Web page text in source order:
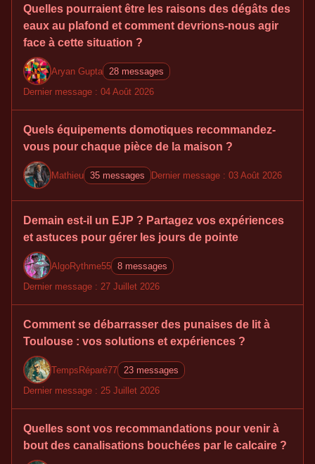
Quelles pourraient être les raisons des dégâts des
eaux au plafond et comment devrions-nous agir
face à cette situation ?
Aryan Gupta
28 messages
Dernier message : 04 Août 2026
Quels équipements domotiques recommandez-
vous pour chaque pièce de la maison ?
Mathieu 35 messages Dernier message : 03 Août 2026
Demain est-il un EJP ? Partagez vos expériences
et astuces pour gérer les jours de pointe
AlgoRythme55 8 messages
Dernier message : 27 Juillet 2026
Comment se débarrasser des punaises de lit à
Toulouse : vos solutions et expériences ?
TempsRéparé77
23 messages
Dernier message : 25 Juillet 2026
Quelles sont vos recommandations pour venir à
bout des canalisations bouchées par le calcaire ?